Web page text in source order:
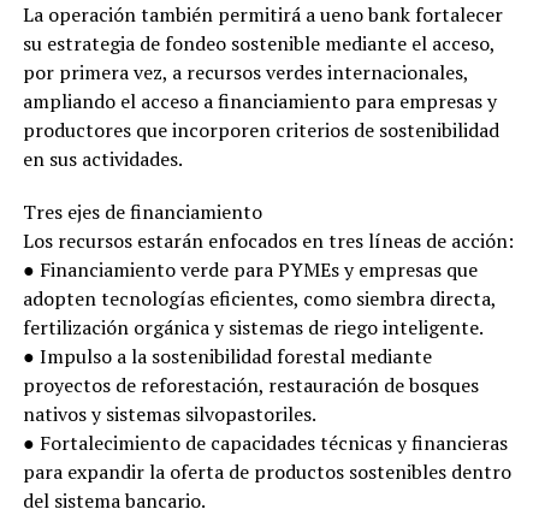
La operación también permitirá a ueno bank fortalecer
su estrategia de fondeo sostenible mediante el acceso,
por primera vez, a recursos verdes internacionales,
ampliando el acceso a financiamiento para empresas y
productores que incorporen criterios de sostenibilidad
en sus actividades.
Tres ejes de financiamiento
Los recursos estarán enfocados en tres líneas de acción:
● Financiamiento verde para PYMEs y empresas que
adopten tecnologías eficientes, como siembra directa,
fertilización orgánica y sistemas de riego inteligente.
● Impulso a la sostenibilidad forestal mediante
proyectos de reforestación, restauración de bosques
nativos y sistemas silvopastoriles.
● Fortalecimiento de capacidades técnicas y financieras
para expandir la oferta de productos sostenibles dentro
del sistema bancario.